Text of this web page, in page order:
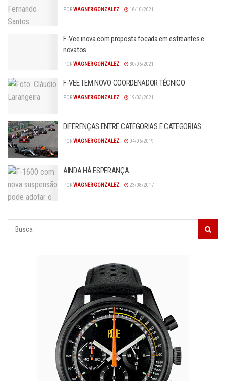
PORWAGNER GONZALEZ 18/10/2021
F-Vee inova com proposta focada em estreantes e
novatos
PORWAGNER GONZALEZ 30/06/2021
F-VEE TEM NOVO COORDENADOR TÉCNICO
PORWAGNER GONZALEZ 19/03/2021
DIFERENÇAS ENTRE CATEGORIAS E CATEGORIAS
PORWAGNER GONZALEZ 04/06/2019
AINDA HÁ ESPERANÇA
PORWAGNER GONZALEZ 23/08/2017